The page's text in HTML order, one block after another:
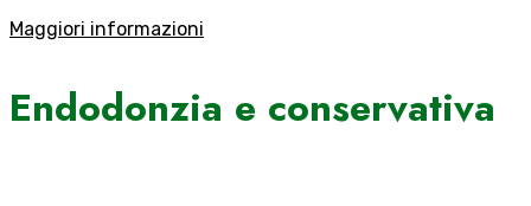
Maggiori informazioni
Endodonzia e conservativa